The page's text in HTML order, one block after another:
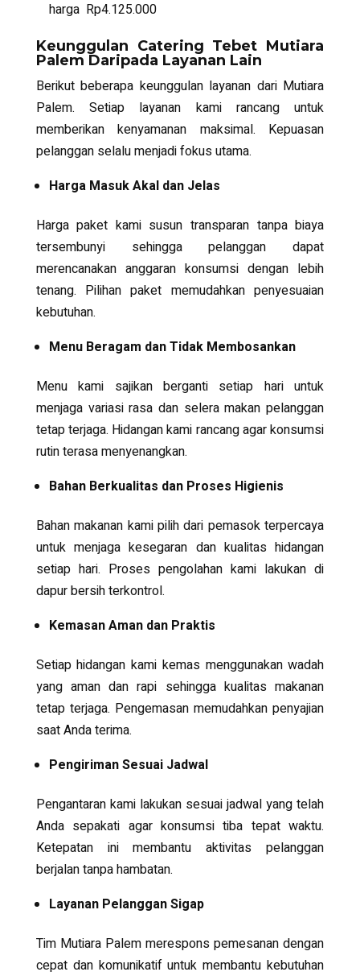
harga Rp4.125.000
Keunggulan Catering Tebet Mutiara
Palem Daripada Layanan Lain
Berikut beberapa keunggulan layanan dari Mutiara
Palem. Setiap layanan kami rancang untuk
memberikan kenyamanan maksimal. Kepuasan
pelanggan selalu menjadi fokus utama.
Harga Masuk Akal dan Jelas
Harga paket kami susun transparan tanpa biaya
tersembunyi sehingga pelanggan dapat
merencanakan anggaran konsumsi dengan lebih
tenang. Pilihan paket memudahkan penyesuaian
kebutuhan.
Menu Beragam dan Tidak Membosankan
Menu kami sajikan berganti setiap hari untuk
menjaga variasi rasa dan selera makan pelanggan
tetap terjaga. Hidangan kami rancang agar konsumsi
rutin terasa menyenangkan.
Bahan Berkualitas dan Proses Higienis
Bahan makanan kami pilih dari pemasok terpercaya
untuk menjaga kesegaran dan kualitas hidangan
setiap hari. Proses pengolahan kami lakukan di
dapur bersih terkontrol.
Kemasan Aman dan Praktis
Setiap hidangan kami kemas menggunakan wadah
yang aman dan rapi sehingga kualitas makanan
tetap terjaga. Pengemasan memudahkan penyajian
saat Anda terima.
Pengiriman Sesuai Jadwal
Pengantaran kami lakukan sesuai jadwal yang telah
Anda sepakati agar konsumsi tiba tepat waktu.
Ketepatan ini membantu aktivitas pelanggan
berjalan tanpa hambatan.
Layanan Pelanggan Sigap
Tim Mutiara Palem merespons pemesanan dengan
cepat dan komunikatif untuk membantu kebutuhan